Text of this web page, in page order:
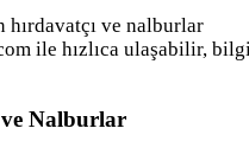
ve nalburlar
ile hızlıca ulaşabilir,
ve Nalburlar